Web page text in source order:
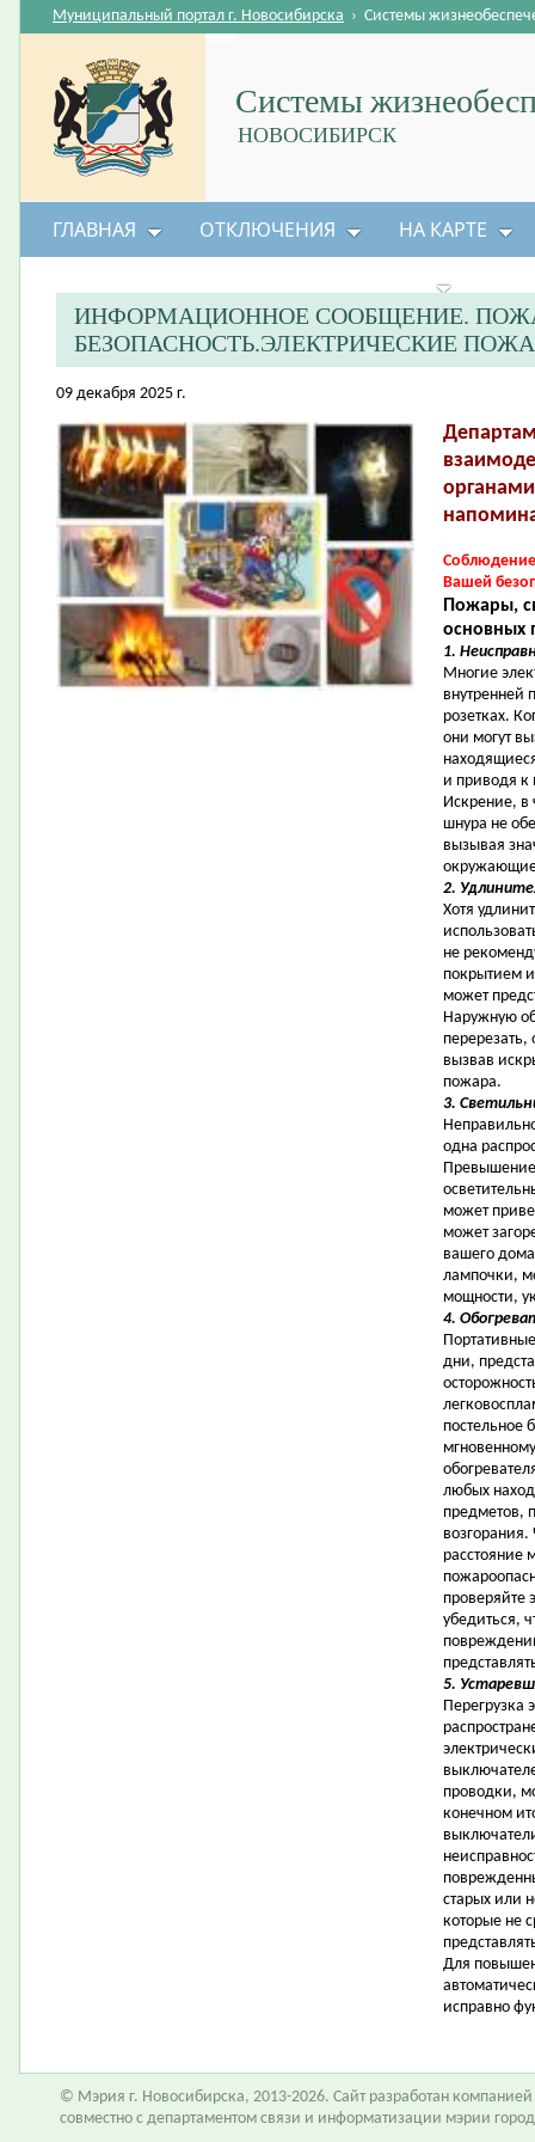
Системы
НОВОСИБИРСК
Муниципальный портал г. Новосибирска › Системы
ГЛАВНАЯ ОТКЛЮЧЕНИЯ НА КАРТЕ
ИНФОРМАЦИОННОЕ СООБЩЕНИЕ.
БЕЗОПАСНОСТЬ.ЭЛЕКТРИЧЕСКИЕ
09 декабря 2025 г.
Вашей
Пожары,
основных
1.
Многие
внутренней
розетках.
они могут
и приводя к
Искрение, в
шнура не
вызывая
окружающие
2.
Хотя
не
покрытием
может
Наружную
вызвав
пожара.
3.
одна
может
может
вашего
лампочки,
мощности,
4.
дни,
постельное
любых
предметов,
возгорания.
расстояние
проверяйте
убедиться,
5.
Перегрузка
проводки,
конечном
старых или
которые не
Для
исправно
© Мэрия г. Новосибирска, 2013-2026. Сайт разработан компанией
совместно с департаментом связи и информатизации мэрии